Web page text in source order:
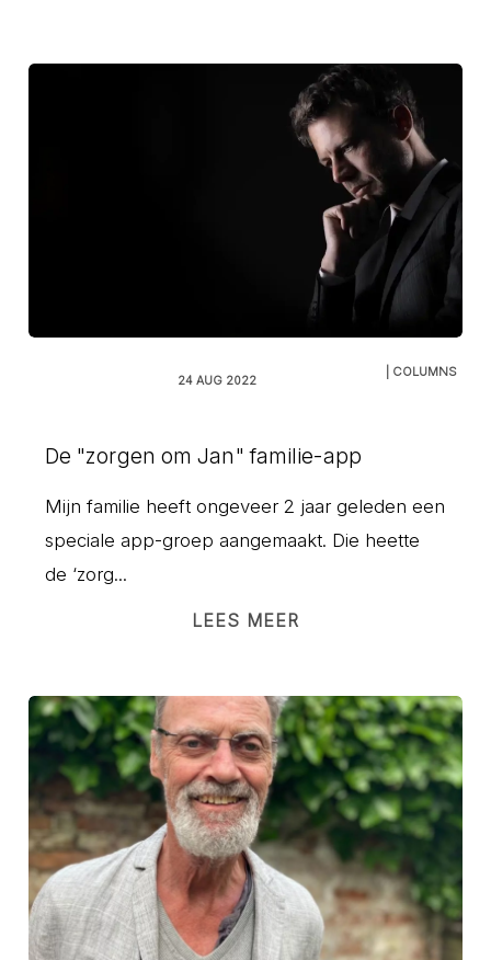
24 AUG 2022
| COLUMNS
De "zorgen om Jan" familie-app
Mijn familie heeft ongeveer 2 jaar geleden een
speciale app-groep aangemaakt. Die heette
de ‘zorg...
LEES MEER